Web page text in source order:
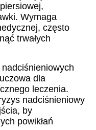
Wymaga
często
trwałych
dla
leczenia.
nadciśnieniowy
by
powikłań